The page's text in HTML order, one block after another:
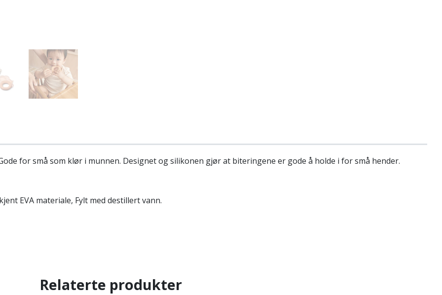
for små som klør i munnen. Designet og silikonen gjør at biteringene er gode å holde i for små hender.
EVA materiale, Fylt med destillert vann.
Relaterte produkter